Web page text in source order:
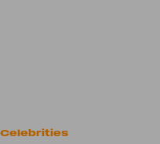
Celebrities